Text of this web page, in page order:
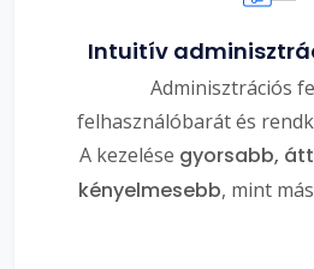
Intuitív
Adminisztrációs
felhasználóbarát és
A kezelése gyorsabb,
kényelmesebb, mint